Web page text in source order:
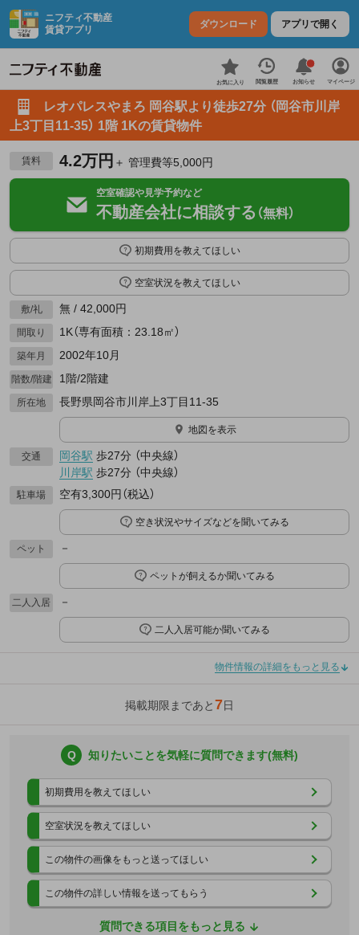
ニフティ不動産
賃貸アプリ
ダウンロード アプリで開く
お気に入り 閲覧履歴 お知らせ マイページ
レオパレスやまろ 岡谷駅より徒歩27分 （岡谷市川岸
上3丁目11-35） 1階 1Kの賃貸物件
賃料 4.2万円 ＋ 管理費等5,000円
空室確認や見学予約など
不動産会社に相談する （無料）
初期費用を教えてほしい
空室状況を教えてほしい
敷/礼 無 / 42,000円
間取り 1K（専有面積：23.18㎡）
築年月 2002年10月
階数/階建 1階/2階建
所在地 長野県岡谷市川岸上3丁目11-35
地図を表示
交通 岡谷駅 歩27分 （中央線）
川岸駅 歩27分 （中央線）
駐車場 空有3,300円（税込）
空き状況やサイズなどを聞いてみる
ペット －
ペットが飼えるか聞いてみる
二人入居 －
二人入居可能か聞いてみる
物件情報の詳細をもっと見る
掲載期限まであと7日
Q 知りたいことを気軽に質問できます(無料)
初期費用を教えてほしい
空室状況を教えてほしい
この物件の画像をもっと送ってほしい
この物件の詳しい情報を送ってもらう
質問できる項目をもっと見る